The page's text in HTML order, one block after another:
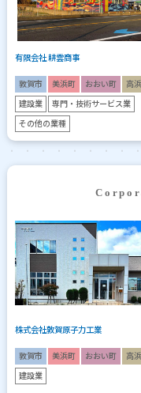
有限会社 耕雲商事
敦賀市 美浜町 おおい町 高
建設業 専門・技術サービス業
その他の業種
株式会社敦賀原子力工業
敦賀市 美浜町 おおい町 高
建設業